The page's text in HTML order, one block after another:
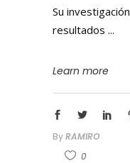
Su
resultados
Learn more
ByRAMIRO
0